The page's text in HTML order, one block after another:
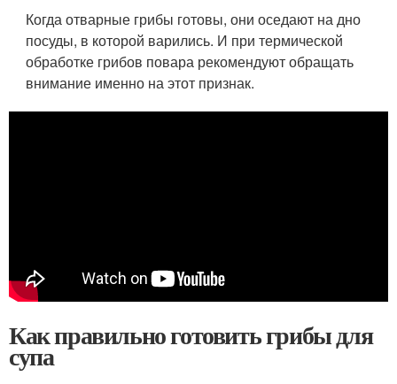
Когда отварные грибы готовы, они оседают на дно
посуды, в которой варились. И при термической
обработке грибов повара рекомендуют обращать
внимание именно на этот признак.
Как правильно готовить грибы для
супа